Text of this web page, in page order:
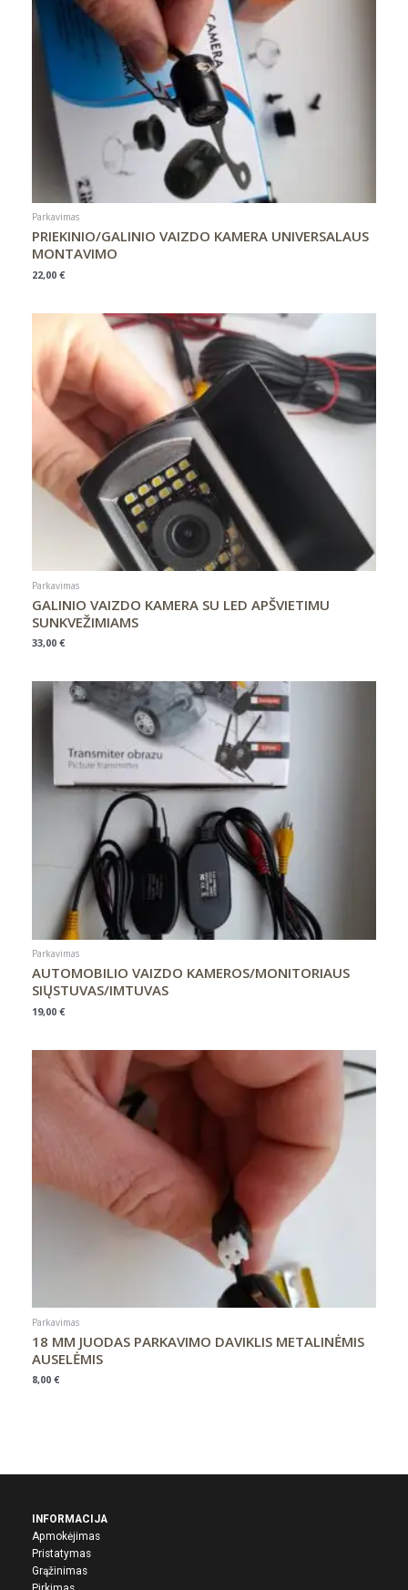
Parkavimas
PRIEKINIO/GALINIO VAIZDO KAMERA UNIVERSALAUS
MONTAVIMO
22,00 €
Parkavimas
GALINIO VAIZDO KAMERA SU LED APŠVIETIMU
SUNKVEŽIMIAMS
33,00 €
Parkavimas
AUTOMOBILIO VAIZDO KAMEROS/MONITORIAUS
SIŲSTUVAS/IMTUVAS
19,00 €
Parkavimas
18 MM JUODAS PARKAVIMO DAVIKLIS METALINĖMIS
AUSELĖMIS
8,00 €
INFORMACIJA
Apmokėjimas
Pristatymas
Grąžinimas